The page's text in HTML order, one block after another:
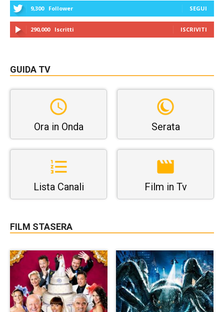
9,300 Follower SEGUI
290,000 Iscritti ISCRIVITI
GUIDA TV
Ora in Onda Serata
Lista Canali Film in Tv
FILM STASERA